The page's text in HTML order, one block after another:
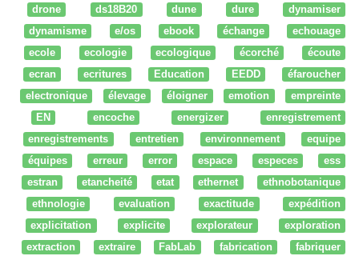
drone ds18B20 dune dure
dynamiser
dynamisme
e/os ebook échange
echouage
ecole
ecologie ecologique écorché
écoute
ecran
ecritures Education EEDD
éfaroucher
electronique
élevage éloigner emotion
empreinte
EN
encoche energizer
enregistrement
enregistrements
entretien environnement
equipe
équipes
erreur error espace especes
ess
estran
etancheité etat ethernet
ethnobotanique
ethnologie
evaluation exactitude
expédition
explicitation
explicite explorateur
exploration
extraction
extraire FabLab fabrication
fabriquer